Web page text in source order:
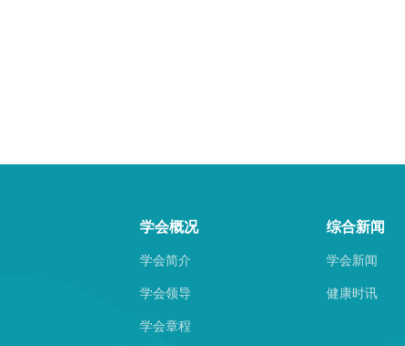
学会概况
学会简介
学会领导
学会章程
综合新闻
学会新闻
健康时讯